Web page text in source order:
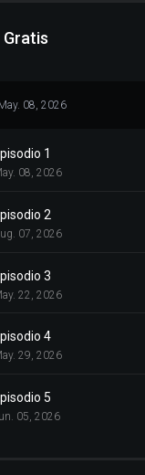
Gratis
08, 2026
1
08, 2026
2
07, 2026
3
22, 2026
4
29, 2026
5
05, 2026